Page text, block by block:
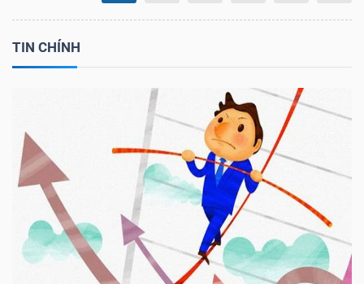
TIN CHÍNH
(-)
tác
giả
(-)
Báo
cáo